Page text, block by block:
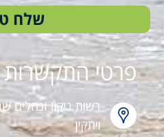
שלח
פרטי התקשרות
רשות ניקוז
ויתקין